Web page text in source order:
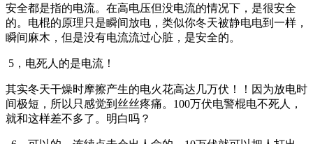
安全都是指的电流。在高电压但没电流的情况下，是很安全
的。电棍的原理只是瞬间放电，类似你冬天被静电电到一样，
瞬间麻木，但是没有电流流过心脏，是安全的。
5，电死人的是电流！
其实冬天干燥时摩擦产生的电火花高达几万伏！！因为放电时
间极短，所以只感觉到丝丝疼痛。100万伏电警棍电不死人，
就和这样差不多了。明白吗？